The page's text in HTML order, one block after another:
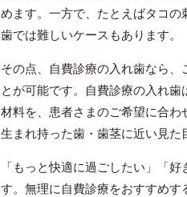
めます。一方で、たとえばタコ
歯では難しいケースもあります。
その点、自費診療の入れ歯なら
とが可能です。自費診療の入れ
材料を、患者さまのご希望に合わ
生まれ持った歯・歯茎に近い見た
「もっと快適に過ごしたい」「
す。無理に自費診療をおすすめす